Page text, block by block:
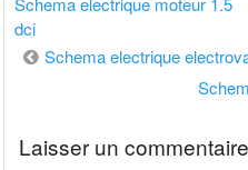
dci
Navigation
Schema electrique
Laisser un commentaire